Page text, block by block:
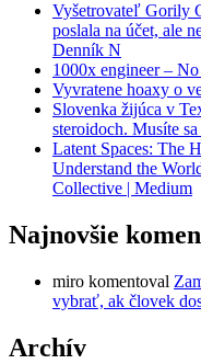
Vyšetrovateľ Gorily
poslala na účet, ale
Denník N
1000x engineer –
Vyvratene hoaxy o
Slovenka žijúca v
steroidoch. Musíte
Latent Spaces: The
Understand the
Collective | Medium
Najnovšie
miro komentoval
vybrať, ak človek
Archív